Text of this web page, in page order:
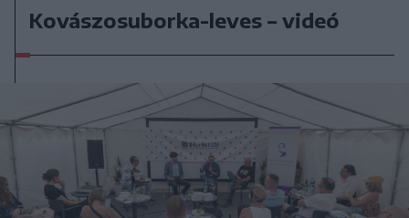
Kovászosuborka-leves – videó